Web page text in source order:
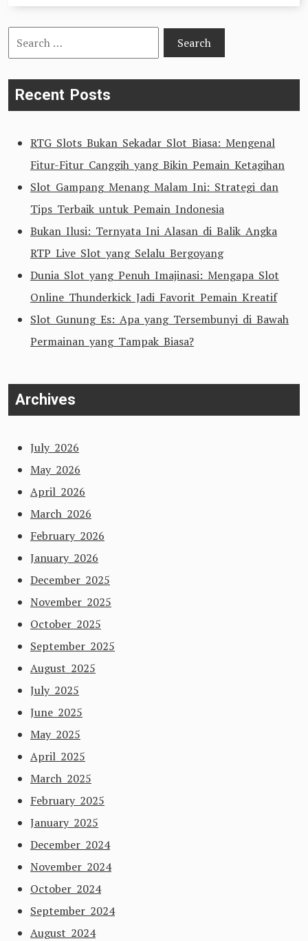
Search
for:
Recent Posts
RTG Slots Bukan Sekadar Slot Biasa: Mengenal
Fitur-Fitur Canggih yang Bikin Pemain Ketagihan
Slot Gampang Menang Malam Ini: Strategi dan
Tips Terbaik untuk Pemain Indonesia
Bukan Ilusi: Ternyata Ini Alasan di Balik Angka
RTP Live Slot yang Selalu Bergoyang
Dunia Slot yang Penuh Imajinasi: Mengapa Slot
Online Thunderkick Jadi Favorit Pemain Kreatif
Slot Gunung Es: Apa yang Tersembunyi di Bawah
Permainan yang Tampak Biasa?
Archives
July 2026
May 2026
April 2026
March 2026
February 2026
January 2026
December 2025
November 2025
October 2025
September 2025
August 2025
July 2025
June 2025
May 2025
April 2025
March 2025
February 2025
January 2025
December 2024
November 2024
October 2024
September 2024
August 2024